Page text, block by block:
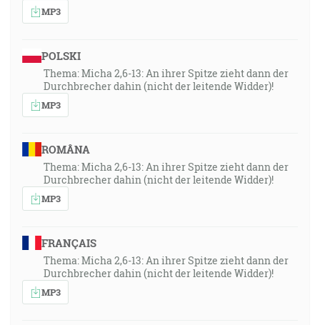
MP3
POLSKI
Thema: Micha 2,6-13: An ihrer Spitze zieht dann der
Durchbrecher dahin (nicht der leitende Widder)!
MP3
ROMÂNA
Thema: Micha 2,6-13: An ihrer Spitze zieht dann der
Durchbrecher dahin (nicht der leitende Widder)!
MP3
FRANÇAIS
Thema: Micha 2,6-13: An ihrer Spitze zieht dann der
Durchbrecher dahin (nicht der leitende Widder)!
MP3